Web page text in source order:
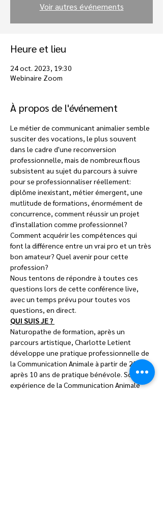
Voir autres événements
Heure et lieu
24 oct. 2023, 19:30
Webinaire Zoom
À propos de l'événement
Le métier de communicant animalier semble
susciter des vocations, le plus souvent
dans le cadre d'une reconversion
professionnelle, mais de nombreux flous
subsistent au sujet du parcours à suivre
pour se professionnaliser réellement:
diplôme inexistant, métier émergent, une
mutlitude de formations, énormément de
concurrence, comment réussir un projet
d'installation comme professionnel?
Comment acquérir les compétences qui
font la différence entre un vrai pro et un très
bon amateur? Quel avenir pour cette
profession?
Nous tentons de répondre à toutes ces
questions lors de cette conférence live,
avec un temps prévu pour toutes vos
questions, en direct.
QUI SUIS JE ?
Naturopathe de formation, après un
parcours artistique, Charlotte Letient
développe une pratique professionnelle de
la Communication Animale à partir de 2014,
après 10 ans de pratique bénévole. Son
expérience de la Communication Animale